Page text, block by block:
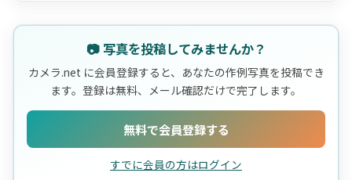
📷 写真を投稿してみませんか？
カメラ.net に会員登録すると、あなたの作例写真を投稿でき
ます。登録は無料、メール確認だけで完了します。
無料で会員登録する
すでに会員の方はログイン